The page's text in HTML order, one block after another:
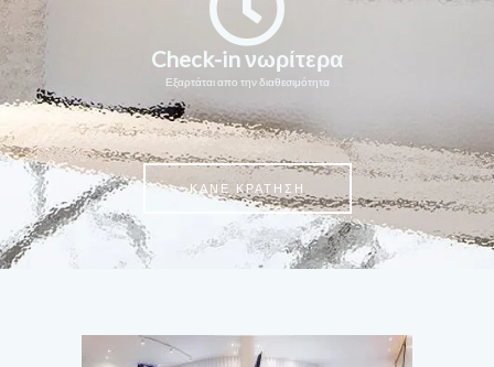
Check-in νωρίτερα
Εξαρτάται απο την διαθεσιμότητα
ΚΆΝΕ ΚΡΆΤΗΣΗ